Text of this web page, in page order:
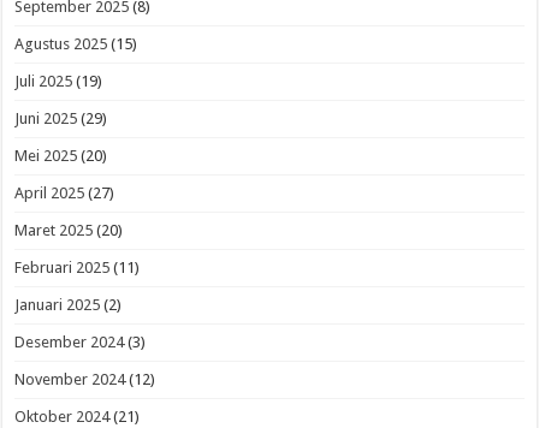
September 2025 (8)
Agustus 2025 (15)
Juli 2025 (19)
Juni 2025 (29)
Mei 2025 (20)
April 2025 (27)
Maret 2025 (20)
Februari 2025 (11)
Januari 2025 (2)
Desember 2024(3)
November 2024(12)
Oktober 2024(21)